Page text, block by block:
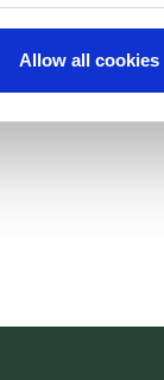
Allow all cookies